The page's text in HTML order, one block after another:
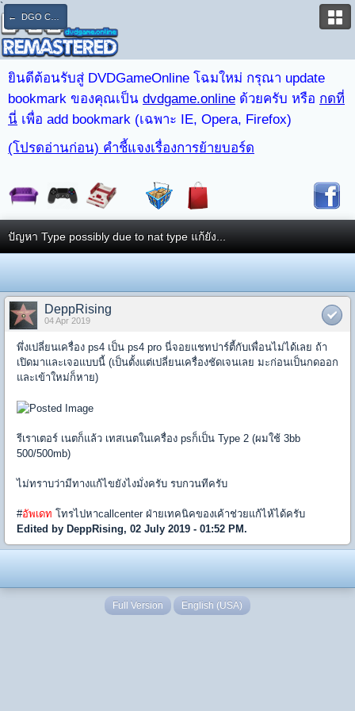
`
← DGO CLUB : PS4 & PS3
ยินดีต้อนรับสู่ DVDGameOnline โฉมใหม่ กรุณา update
bookmark ของคุณเป็น dvdgame.online ด้วยครับ หรือ กดที่
นี่ เพื่อ add bookmark (เฉพาะ IE, Opera, Firefox)
(โปรดอ่านก่อน) คำชี้แจงเรื่องการย้ายบอร์ด
ปัญหา Type possibly due to nat type แก้ยัง...
DeppRising
04 Apr 2019
พึ่งเปลี่ยนเครื่อง ps4 เป็น ps4 pro นี่จอยแชทปาร์ตี้กับเพื่อนไม่ได้เลย ถ้า
เปิดมาและเจอแบบนี้ (เป็นตั้งแต่เปลี่ยนเครื่องชัดเจนเลย มะก่อนเป็นกดออก
และเข้าใหม่ก็หาย)
รีเราเตอร์ เนตก็แล้ว เทสเนตในเครื่อง psก็เป็น Type 2 (ผมใช้ 3bb
500/500mb)
ไม่ทราบว่ามีทางแก้ไขยังไงมั่งครับ รบกวนทีครับ
#อัพเดท โทรไปหาcallcenter ฝ่ายเทคนิคของเค้าช่วยแก้ไห้ได้ครับ
Edited by DeppRising, 02 July 2019 - 01:52 PM.
Full Version English (USA)